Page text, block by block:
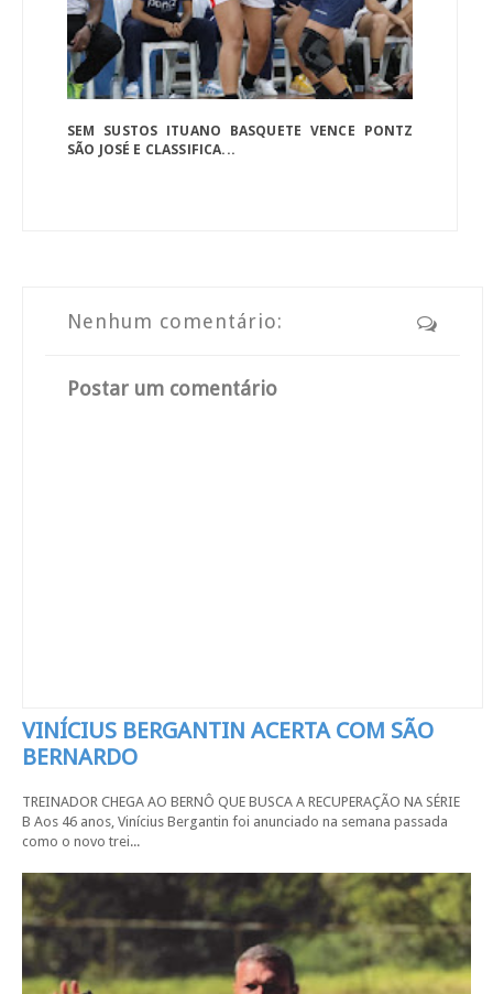
SEM SUSTOS ITUANO BASQUETE VENCE PONTZ
SÃO JOSÉ E CLASSIFICA...
Nenhum comentário:
Postar um comentário
VINÍCIUS BERGANTIN ACERTA COM SÃO
BERNARDO
TREINADOR CHEGA AO BERNÔ QUE BUSCA A RECUPERAÇÃO NA SÉRIE
B Aos 46 anos, Vinícius Bergantin foi anunciado na semana passada
como o novo trei...